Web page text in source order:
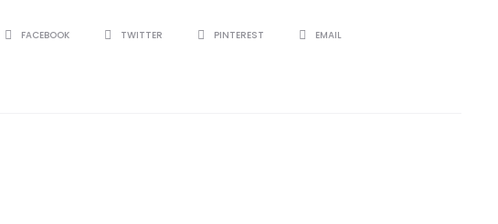
SHAREFACEBOOK TWITTER PINTEREST EMAIL